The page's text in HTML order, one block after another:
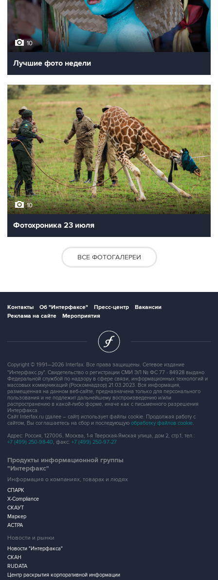
10
Лучшие фото недели
10
Фотохроника 23 июля
ВСЕ ФОТОГАЛЕРЕИ
Контакты Об "Интерфаксе" Пресс-центр
Вакансии
Реклама на сайте
Мероприятия
Copyright © 1991—2026 Interfax. Все права защищены. Сетевое издание
"Интерфакс.ру". Свидетельство о регистрации СМИ ЭЛ № ФС 77 - 84928 выдано
Федеральной службой по надзору в сфере связи, информационных технологий и
массовых коммуникаций (Роскомнадзор) 21.03.2023. Вся информация,
размещенная на данном веб-сайте, предназначена только для персонального
пользования и не подлежит дальнейшему воспроизведению и/или
распространению в какой-либо форме, иначе как с письменного разрешения
Интерфакса.
Сайт Interfax.ru (далее – сайт) использует файлы cookie. Продолжая работу с
сайтом, Вы соглашаетесь на сбор и последующую обработку файлов cookie.
Адрес: Россия, 127006, Москва, 1-я Тверская-Ямская улица, дом 2, стр.1, тел.:
+7 (499) 250-98-40, факс: +7 (499) 250-97-27
Продукты информационной группы
"Интерфакс"
Информация о компаниях, товарах и людях
СПАРК
X-Compliance
СКАУТ
Маркер
АСТРА
Новости и рынки
Новости "Интерфакса"
СКАН
RUDATA
Центр раскрытия корпоративной информации